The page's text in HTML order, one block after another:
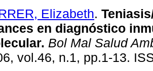
Elizabeth.
en diagnóstico
. Bol Mal Salud
vol.46, n.1, pp.1-13.